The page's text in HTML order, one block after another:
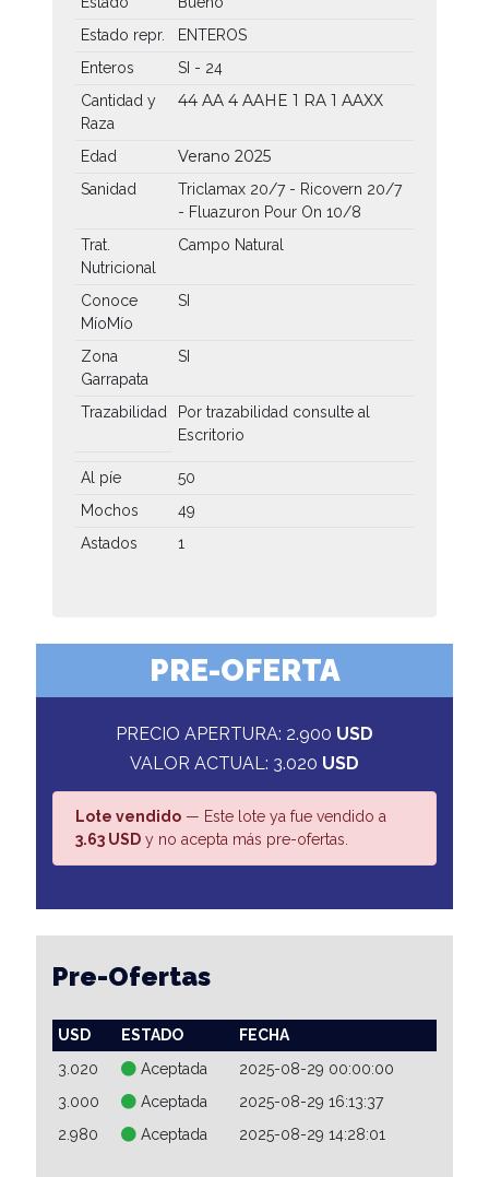
Estado repr.
ENTEROS
Enteros
SI - 24
Cantidad y
Raza
44 AA 4 AAHE 1 RA 1 AAXX
Edad Verano 2025
Sanidad
Triclamax 20/7 - Ricovern 20/7
- Fluazuron Pour On 10/8
Trat.
Nutricional
Campo Natural
Conoce
MíoMío
SI
Zona
Garrapata
SI
Trazabilidad
Por trazabilidad consulte al
Escritorio
Al píe
50
Mochos
49
Astados
1
PRE-OFERTA
PRECIO APERTURA: 2.900 USD
VALOR ACTUAL: 3.020 USD
Lote vendido — Este lote ya fue vendido a
3.63 USD y no acepta más pre-ofertas.
Pre-Ofertas
USD ESTADO
FECHA
3.020
Aceptada
2025-08-29 00:00:00
3.000
Aceptada
2025-08-29 16:13:37
2.980
Aceptada 2025-08-29 14:28:01